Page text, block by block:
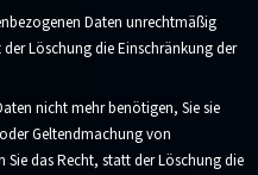
Daten unrechtmäßig
Löschung die Einschränkung der
nicht mehr benötigen, Sie sie
Geltendmachung von
das Recht, statt der Löschung die